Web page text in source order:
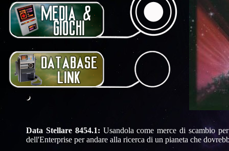
Data Stellare 8454.1: Usandola come merce di scambio
dell'Enterprise per andare alla ricerca di un pianeta che